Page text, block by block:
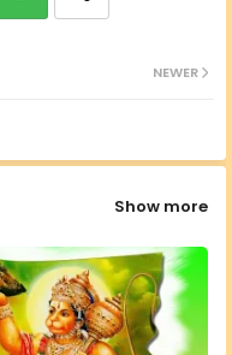
ap
NEWER
Show more